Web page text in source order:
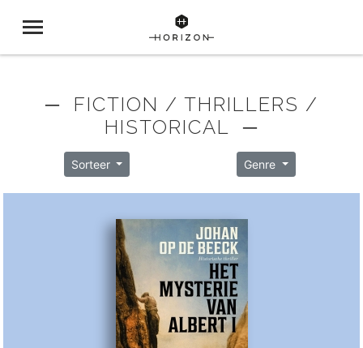
─ FICTION / THRILLERS /
HISTORICAL ─
Sorteer Genre